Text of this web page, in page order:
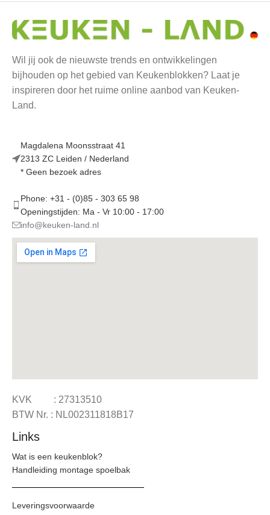
Wil jij ook de nieuwste trends en ontwikkelingen
bijhouden op het gebied van Keukenblokken? Laat je
inspireren door het ruime online aanbod van Keuken-
Land.
Magdalena Moonsstraat 41
2313 ZC Leiden / Nederland
* Geen bezoek adres
Phone: +31 - (0)85 - 303 65 98
Openingstijden: Ma - Vr 10:00 - 17:00
info@keuken-land.nl
KVK : 27313510
BTW Nr. : NL002311818B17
Links
Wat is een keukenblok?
Handleiding montage spoelbak
Leveringsvoorwaarde